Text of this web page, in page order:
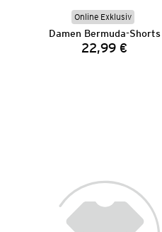
Online Exklusiv
Damen Bermuda-Shorts
Preis:
22,99 €